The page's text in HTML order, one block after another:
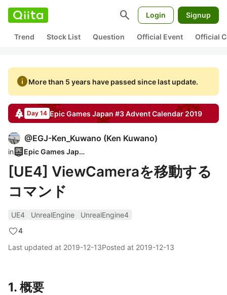
search Login Signup
Trend Stock List Question Official Event Official
infoMore than 5 years have passed since last update.
Day 14 Epic Games Japan #3Advent Calendar2019
@EGJ-Ken_Kuwano (Ken Kuwano)
in Epic Games Japan
[UE4] ViewCameraを移動する
コマンド
UE4 UnrealEngine
UnrealEngine4
4
Last updated at 2019-12-13Posted at 2019-12-13
1. 概要